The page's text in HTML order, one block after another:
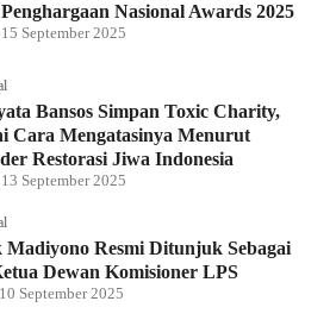
Nasional Awards 2025
September 2025
Bansos Simpan Toxic Charity,
Cara Mengatasinya Menurut
Restorasi Jiwa Indonesia
September 2025
Resmi Ditunjuk Sebagai
Dewan Komisioner LPS
September 2025